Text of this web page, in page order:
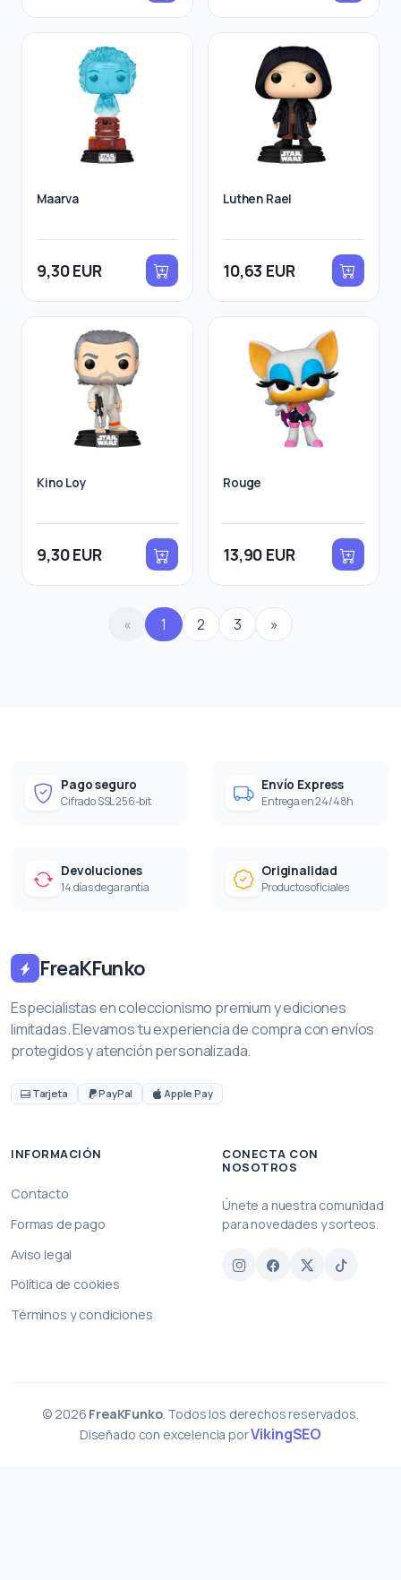
Maarva
9,30 EUR
Luthen Rael
10,63 EUR
Kino Loy
9,30 EUR
Rouge
13,90 EUR
« 1 2 3 »
Pago seguro
Cifrado SSL 256-bit
Envío Express
Entrega en 24/48h
Devoluciones
14 días de garantía
Originalidad
Productos oficiales
FreaKFunko
Especialistas en coleccionismo premium y ediciones
limitadas. Elevamos tu experiencia de compra con envíos
protegidos y atención personalizada.
Tarjeta PayPal Apple Pay
INFORMACIÓN
Contacto
Formas de pago
Aviso legal
Política de cookies
Términos y condiciones
CONECTA CON
NOSOTROS
Únete a nuestra comunidad
para novedades y sorteos.
© 2026 FreaKFunko. Todos los derechos reservados.
Diseñado con excelencia porVikingSEO